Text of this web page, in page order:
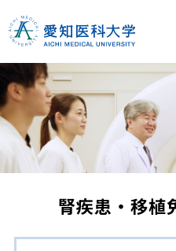
腎疾患・移植